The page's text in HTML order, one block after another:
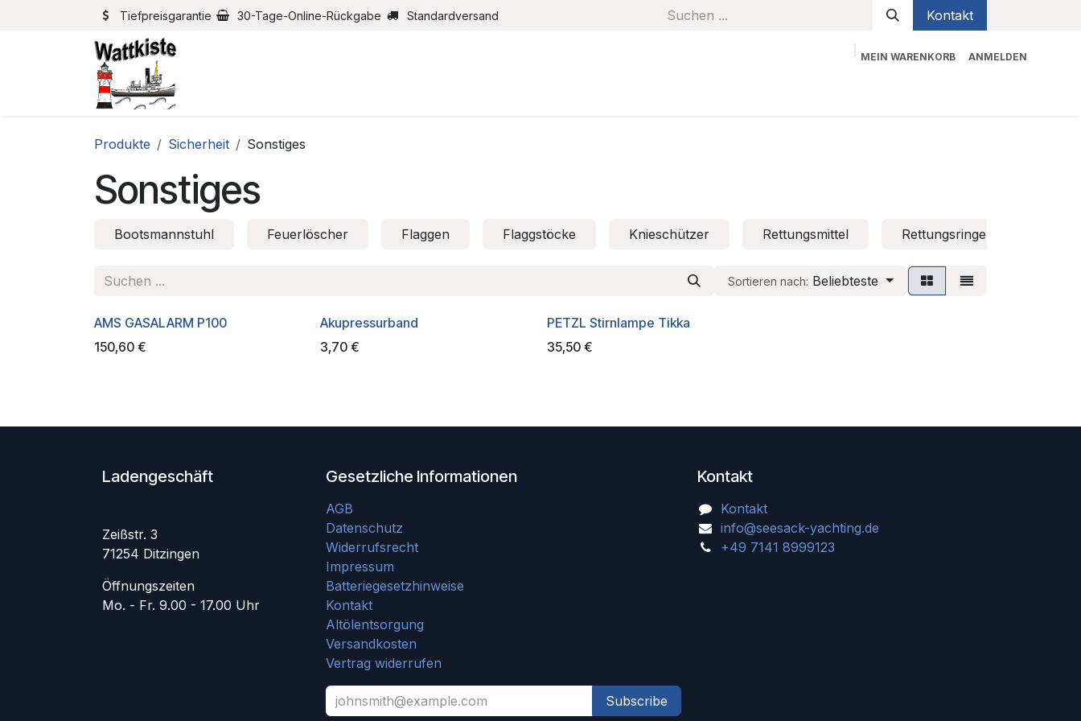
Zum Inhalt springenTiefpreisgarantie 30-Tage-Online-Rückgabe Standardversand Kontakt
MEIN WARENKORB ANMELDEN
Produkte Sicherheit Sonstiges
Sonstiges
Bootsmannstuhl Feuerlöscher Flaggen Flaggstöcke Knieschützer Rettungsmittel Rettungsringe
Sortieren nach: Beliebteste
AMS GASALARM P100
150,60 €
Akupressurband
3,70 €
PETZL Stirnlampe Tikka
35,50€
Ladengeschäft
Zeißstr. 3
71254 Ditzingen
Öffnungszeiten
Mo. - Fr. 9.00 - 17.00 Uhr
Kontakt
Kontakt
info@seesack-yachting.de
+49 7141 8999123
Gesetzliche Informationen
AGB
Datenschutz
Widerrufsrecht
Impressum
Batteriegesetzhinweise
Kontakt
Altölentsorgung
Versandkosten
Vertrag widerrufen
Subscribe